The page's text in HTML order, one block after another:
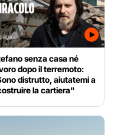
senza casa né
dopo il terremoto:
distrutto, aiutatemi a
la cartiera"